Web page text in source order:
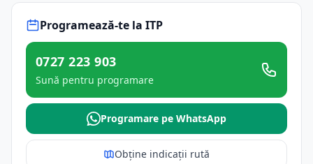
Programează-te la ITP
0727 223 903
Sună pentru programare
Programare pe WhatsApp
Obține indicații rută